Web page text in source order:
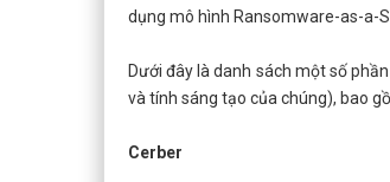
dụng mô hình Ransomware-as-a-
Dưới đây là danh sách một số
và tính sáng tạo của chúng), bao
Cerber